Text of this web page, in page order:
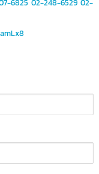
6825 02-248-6529 02-